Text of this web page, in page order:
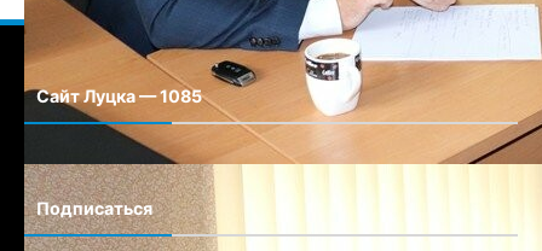
Сайт Луцка — 1085
Сайт города Луцка
Подписаться